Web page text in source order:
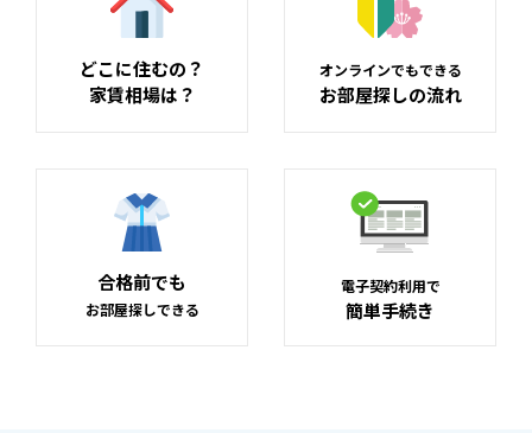
どこに住むの？
家賃相場は？
オンラインでもできる
お部屋探しの流れ
合格前でも
お部屋探しできる
電子契約利用で
簡単手続き